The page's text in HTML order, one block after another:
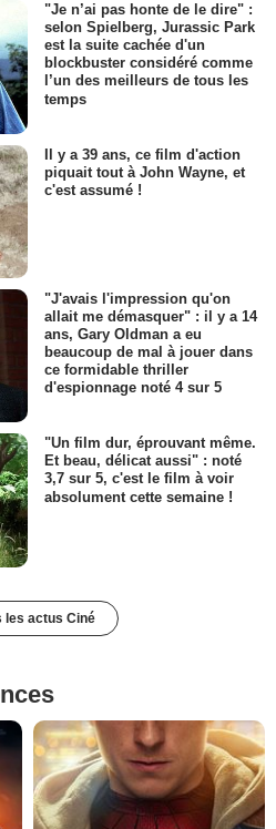
"Je n’ai pas honte de le dire" :
selon Spielberg, Jurassic Park
est la suite cachée d'un
blockbuster considéré comme
l’un des meilleurs de tous les
temps
Il y a 39 ans, ce film d'action
piquait tout à John Wayne, et
c'est assumé !
"J'avais l'impression qu'on
allait me démasquer" : il y a 14
ans, Gary Oldman a eu
beaucoup de mal à jouer dans
ce formidable thriller
d'espionnage noté 4 sur 5
"Un film dur, éprouvant même.
Et beau, délicat aussi" : noté
3,7 sur 5, c'est le film à voir
absolument cette semaine !
les actus Ciné